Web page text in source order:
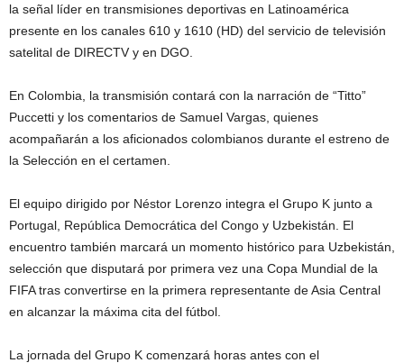
la señal líder en transmisiones deportivas en Latinoamérica
presente en los canales 610 y 1610 (HD) del servicio de televisión
satelital de DIRECTV y en DGO.
En Colombia, la transmisión contará con la narración de “Titto”
Puccetti y los comentarios de Samuel Vargas, quienes
acompañarán a los aficionados colombianos durante el estreno de
la Selección en el certamen.
El equipo dirigido por Néstor Lorenzo integra el Grupo K junto a
Portugal, República Democrática del Congo y Uzbekistán. El
encuentro también marcará un momento histórico para Uzbekistán,
selección que disputará por primera vez una Copa Mundial de la
FIFA tras convertirse en la primera representante de Asia Central
en alcanzar la máxima cita del fútbol.
La jornada del Grupo K comenzará horas antes con el